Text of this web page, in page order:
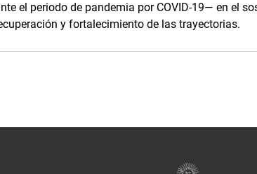
el periodo de pandemia por COVID-19— en el
y fortalecimiento de las trayectorias.